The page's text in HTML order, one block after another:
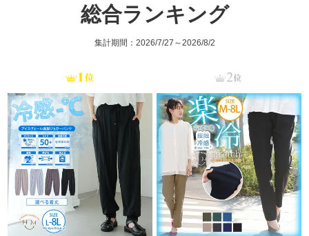
総合ランキング
集計期間：2026/7/27～2026/8/2